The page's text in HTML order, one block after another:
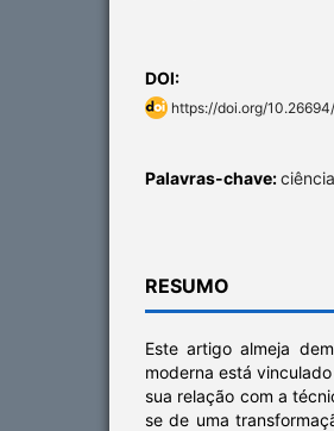
DOI:
https://doi.org/
Palavras-chave:
RESUMO
Este artigo almeja
moderna está
sua relação com a
se de uma